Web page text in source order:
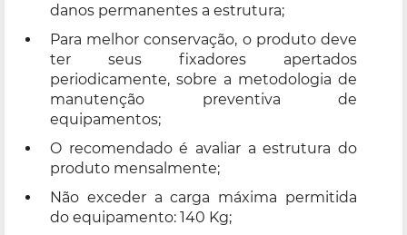
danos permanentes a estrutura;
Para melhor conservação, o produto deve
ter seus fixadores apertados
periodicamente, sobre a metodologia de
manutenção preventiva de
equipamentos;
O recomendado é avaliar a estrutura do
produto mensalmente;
Não exceder a carga máxima permitida
do equipamento: 140 Kg;